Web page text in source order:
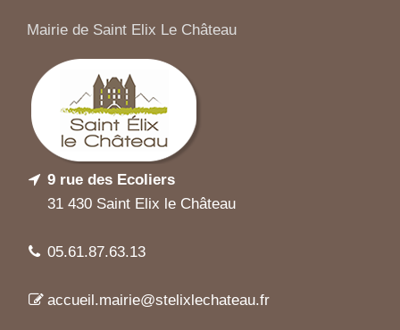
Mairie de Saint Elix Le Château
9 rue des Ecoliers
31 430 Saint Elix le Château
05.61.87.63.13
accueil.mairie@stelixlechateau.fr